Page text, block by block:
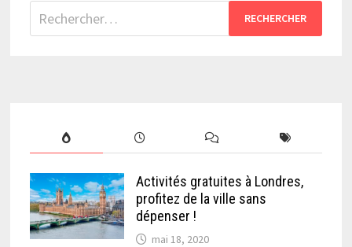
Rechercher :
Activités gratuites à Londres,
profitez de la ville sans
dépenser !
mai 18, 2020